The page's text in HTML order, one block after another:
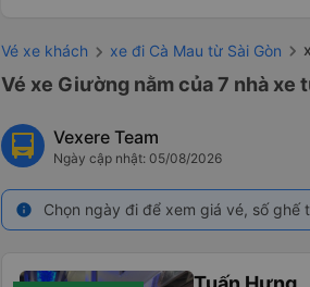
Vé xe khách xe đi Cà Mau từ Sài Gòn
Vé xe Giường nằm của 7 nhà xe
Vexere Team
Ngày cập nhật: 05/08/2026
info Chọn ngày đi để xem giá vé, số